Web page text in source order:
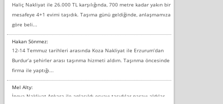
Haliç Nakliyat ile 26.000 TL karşılığında, 700 metre kadar yakın bir
mesafeye 4+1 evimi taşıdık. Taşıma günü geldiğinde, anlaşmamıza
göre beli...
Hakan Sönmez:
12-14 Temmuz tarihleri arasında Koza Nakliyat ile Erzurum’dan
Burdur’a şehirler arası taşınma hizmeti aldım. Taşınma öncesinde
firma ile yaptığı...
Mel Alty:
İnova Nakliyat Ankara ile anlaşıldı eşyayı taşıdılar parayı aldılar.